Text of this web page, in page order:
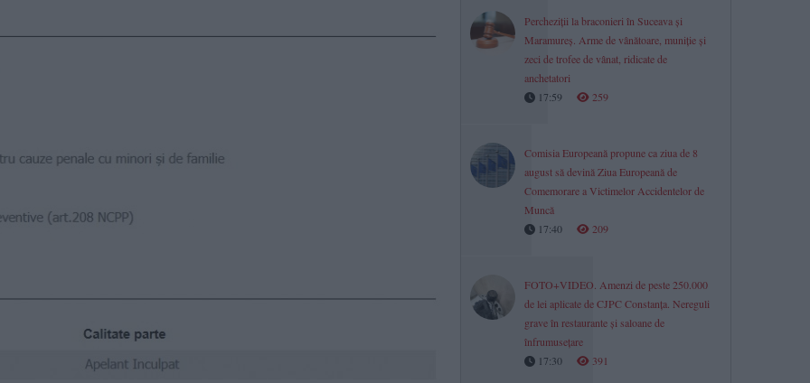
Percheziții la braconieri în Suceava și
Maramureș. Arme de vânătoare, muniție și
zeci de trofee de vânat, ridicate de
anchetatori
17:59
259
Comisia Europeană propune ca ziua de 8
august să devină Ziua Europeană de
Comemorare a Victimelor Accidentelor de
Muncă
17:40
209
FOTO+VIDEO. Amenzi de peste 250.000
de lei aplicate de CJPC Constanța. Nereguli
grave în restaurante și saloane de
înfrumusețare
17:30
391